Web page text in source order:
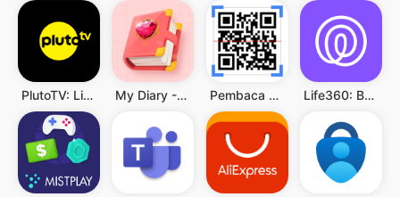
PlutoTV: Live TV & Free Movies My Diary - Diary With Lock Pembaca QR & Kode Batang Life360: Berbagi Lokasi